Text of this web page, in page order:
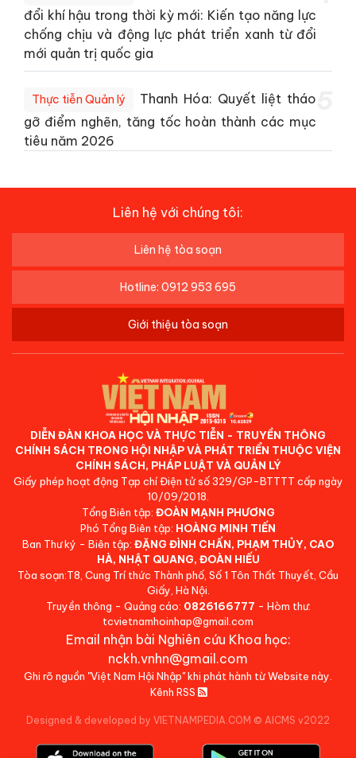
đổi khí hậu trong thời kỳ mới: Kiến tạo năng lực
chống chịu và động lực phát triển xanh từ đổi
mới quản trị quốc gia
Thực tiễn Quản lý
Thanh Hóa: Quyết liệt tháo
gỡ điểm nghẽn, tăng tốc hoàn thành các mục
tiêu năm 2026
Liên hệ với chúng tôi:
Liên hệ tòa soạn
Hotline: 0912 953 695
Giới thiệu tòa soạn
DIỄN ĐÀN KHOA HỌC VÀ THỰC TIỄN - TRUYỀN THÔNG
CHÍNH SÁCH TRONG HỘI NHẬP VÀ PHÁT TRIỂN THUỘC VIỆN
CHÍNH SÁCH, PHÁP LUẬT VÀ QUẢN LÝ
Giấy phép hoạt động Tạp chí Điện tử số 329/GP-BTTTT cấp ngày
10/09/2018.
Tổng Biên tập: ĐOÀN MẠNH PHƯƠNG
Phó Tổng Biên tập: HOÀNG MINH TIẾN
Ban Thư ký - Biên tập: ĐẶNG ĐÌNH CHẤN, PHẠM THỦY, CAO
HÀ, NHẬT QUANG, ĐOÀN HIẾU
Tòa soạn:T8, Cung Trí thức Thành phố, Số 1 Tôn Thất Thuyết, Cầu
Giấy, Hà Nội.
Truyền thông - Quảng cáo: 0826166777 - Hòm thư:
tcvietnamhoinhap@gmail.com
Email nhận bài Nghiên cứu Khoa học:
nckh.vnhn@gmail.com
Ghi rõ nguồn "Việt Nam Hội Nhập" khi phát hành từ Website này.
Kênh RSS
Designed & developed by VIETNAMPEDIA.COM © AICMS v2022